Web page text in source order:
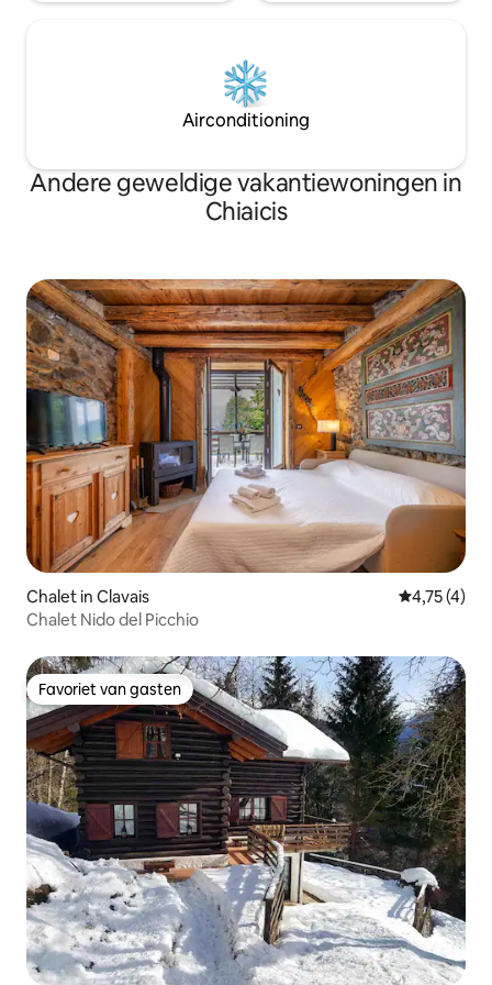
Airconditioning
Andere geweldige vakantiewoningen in
Chiaicis
Chalet in Clavais
4,75 (4)
Chalet Nido del Picchio
Favoriet van gasten
Favoriet van gasten